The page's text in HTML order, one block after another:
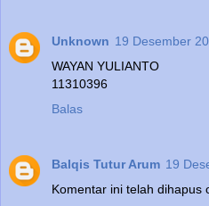
Unknown 19 Desember
WAYAN YULIANTO
11310396
Balas
Balqis Tutur Arum 19
Komentar ini telah dihapus